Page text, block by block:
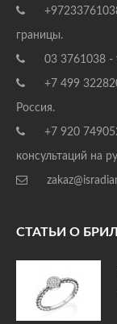
границы.
03 3761038 -
+7 499
Россия.
+7 920
консультаций на
СТАТЬИ О